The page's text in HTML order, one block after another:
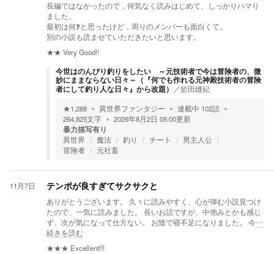
長編ではなかったので，何気なく読みはじめて、しっかりハマり
ました。
最初は何❓と思ったけど，周りのメンバーも面白くて。
別の小説も読ませていただきたいと思います。
★★ Very Good!!
今世はのんびり釣りをしたい ～元技術者で今は冒険者の、微
妙にままならない日々～（『何でも作れる元神殿技術者の冒険
者にして釣り人な日々』から改題）
／於田縫紀
★1,288 異世界ファンタジー 連載中 102話
264,825文字 2026年8月2日 05:00更新
暴力描写有り
異世界 魔法 釣り チート
男主人公
冒険者
元社畜
11月7日 テンポが良すぎてサクサクと
ありがとうございます。 久々に読みやすく、心が弾む小説見つけ
たので、一気に読みました。 長いお話ですが、中弛みとかも感じ
ず、次が気になって仕方ない。 お陰で寝不足になりました。 今…
続きを読む
★★★ Excellent!!!